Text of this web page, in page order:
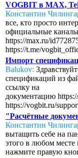
VOGBIT в MAX,
Константин
все, кто просто
официальные
https://max.ru/
https://t.me/
Импорт
Balukov:
спецификаций из
ссылку на
документацию
https://vogbit.ru/
"Расчётные
Константин
вытащить себе на
этого в любом месте
нажмите правую